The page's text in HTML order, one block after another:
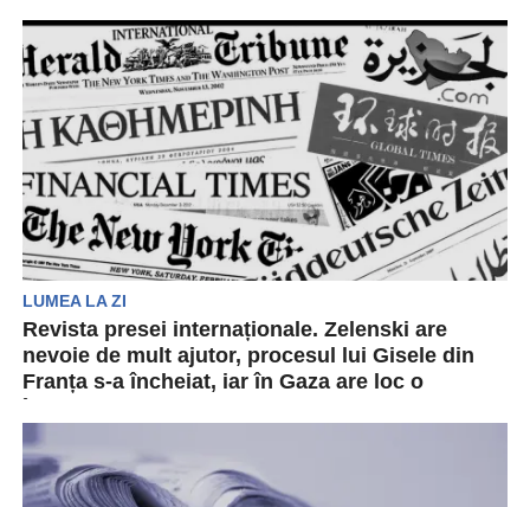
respectivă. Totuși, această...
LUMEA LA ZI
Revista presei internaționale. Zelenski are
nevoie de mult ajutor, procesul lui Gisele din
Franța s-a încheiat, iar în Gaza are loc o
Revista presei internaționale aduce în atenția
publicului cele mai importante informații din
ultimele 24 de ore....